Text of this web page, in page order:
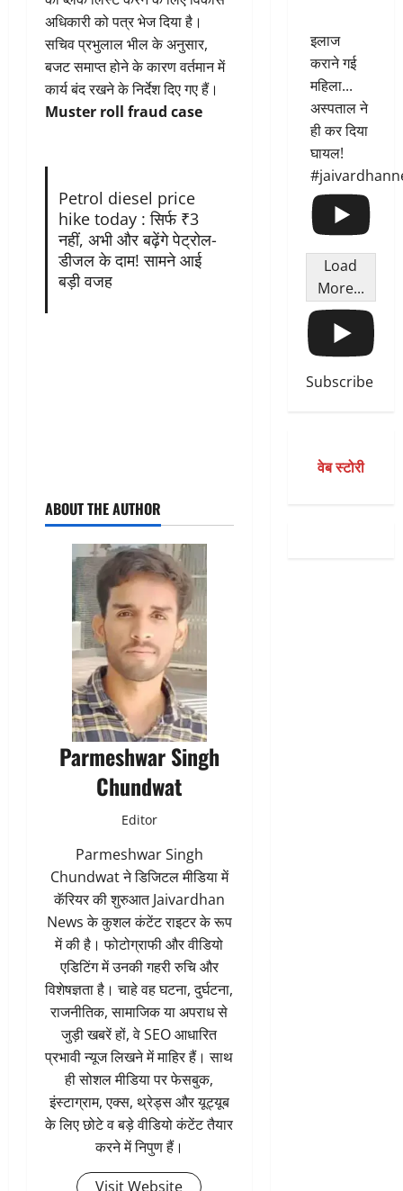
अधिकारी को पत्र भेज दिया है।
सचिव प्रभुलाल भील के अनुसार,
बजट समाप्त होने के कारण वर्तमान में
कार्य बंद रखने के निर्देश दिए गए हैं।
Muster roll fraud case
Petrol diesel price
hike today : सिर्फ ₹3
नहीं, अभी और बढ़ेंगे पेट्रोल-
डीजल के दाम! सामने आई
बड़ी वजह
ABOUT THE AUTHOR
Parmeshwar Singh
Chundwat
Editor
Parmeshwar Singh
Chundwat ने डिजिटल मीडिया में
कॅरियर की शुरुआत Jaivardhan
News के कुशल कंटेंट राइटर के रूप
में की है। फोटोग्राफी और वीडियो
एडिटिंग में उनकी गहरी रुचि और
विशेषज्ञता है। चाहे वह घटना, दुर्घटना,
राजनीतिक, सामाजिक या अपराध से
जुड़ी खबरें हों, वे SEO आधारित
प्रभावी न्यूज लिखने में माहिर हैं। साथ
ही सोशल मीडिया पर फेसबुक,
इंस्टाग्राम, एक्स, थ्रेड्स और यूट्यूब
के लिए छोटे व बड़े वीडियो कंटेंट तैयार
करने में निपुण हैं।
Visit Website
इलाज
कराने गई
महिला...
अस्पताल ने
ही कर दिया
घायल!
Load
More...
Subscribe
वेब स्टोरी